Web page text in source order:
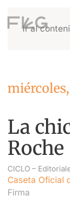
Ir al
La
Roche
CICLO –
Caseta Oficial
Firma